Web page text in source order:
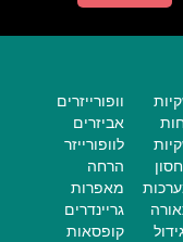
וופורייזרים
אביזרים
לוופורייזר
הרחה
מאפרות
גריינדרים
קופסאות